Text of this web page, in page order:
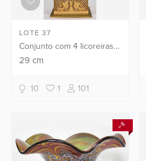
LOTE 37
Conjunto com 4 licoreiras ,
base de bronze ( mofadas )
29cm
10 1 101